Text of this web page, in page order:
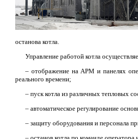
останова котла.
Управление работой котла
– отображение на АРМ и панелях
реального времени;
– пуск котла из различных тепловых
– автоматическое регулирование
– защиту оборудования и персонала